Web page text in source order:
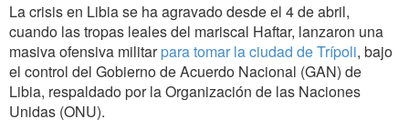
La crisis en Libia se ha agravado desde el 4 de abril,
cuando las tropas leales del mariscal Haftar, lanzaron una
masiva ofensiva militarpara tomar la ciudad de Trípoli, bajo
el control del Gobierno de Acuerdo Nacional (GAN) de
Libia, respaldado por la Organización de las Naciones
Unidas (ONU).